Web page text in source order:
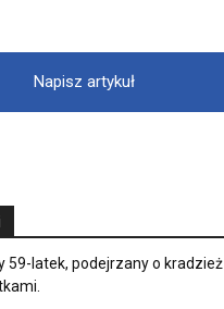
Napisz artykuł
59-latek, podejrzany o kradzież